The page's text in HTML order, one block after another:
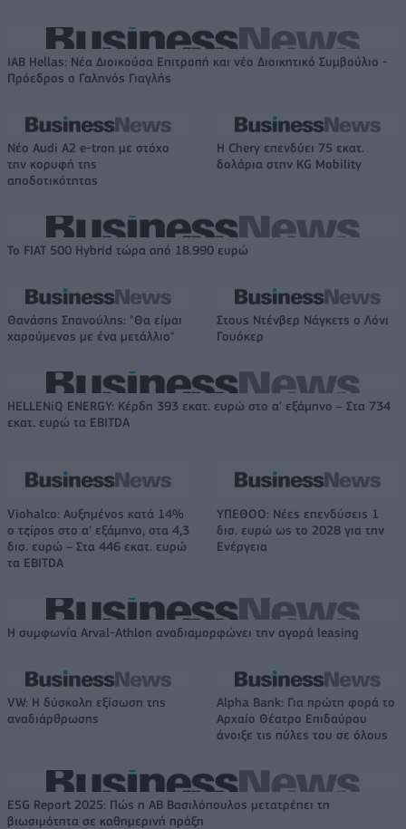
IAB Hellas: Νέα Διοικούσα Επιτροπή και νέο Διοικητικό Συμβούλιο -
Πρόεδρος ο Γαληνός Γιαγλής
Νέο Audi A2 e-tron με στόχο
την κορυφή της
αποδοτικότητας
Η Chery επενδύει 75 εκατ.
δολάρια στην KG Mobility
Το FIAT 500 Hybrid τώρα από 18.990 ευρώ
Θανάσης Σπανούλης: "Θα είμαι
χαρούμενος με ένα μετάλλιο"
Στους Ντένβερ Νάγκετς ο Λόνι
Γουόκερ
HELLENiQ ENERGY: Κέρδη 393 εκατ. ευρώ στο α' εξάμηνο – Στα 734
εκατ. ευρώ τα EBITDA
Viohalco: Αυξημένος κατά 14%
ο τζίρος στο α' εξάμηνο, στα 4,3
δισ. ευρώ – Στα 446 εκατ. ευρώ
τα EBITDA
ΥΠΕΘΟΟ: Νέες επενδύσεις 1
δισ. ευρώ ως το 2028 για την
Ενέργεια
Η συμφωνία Arval-Athlon αναδιαμορφώνει την αγορά leasing
VW: Η δύσκολη εξίσωση της
αναδιάρθρωσης
Alpha Bank: Για πρώτη φορά το
Αρχαίο Θέατρο Επιδαύρου
άνοιξε τις πύλες του σε όλους
ESG Report 2025: Πώς η ΑΒ Βασιλόπουλος μετατρέπει τη
βιωσιμότητα σε καθημερινή πράξη